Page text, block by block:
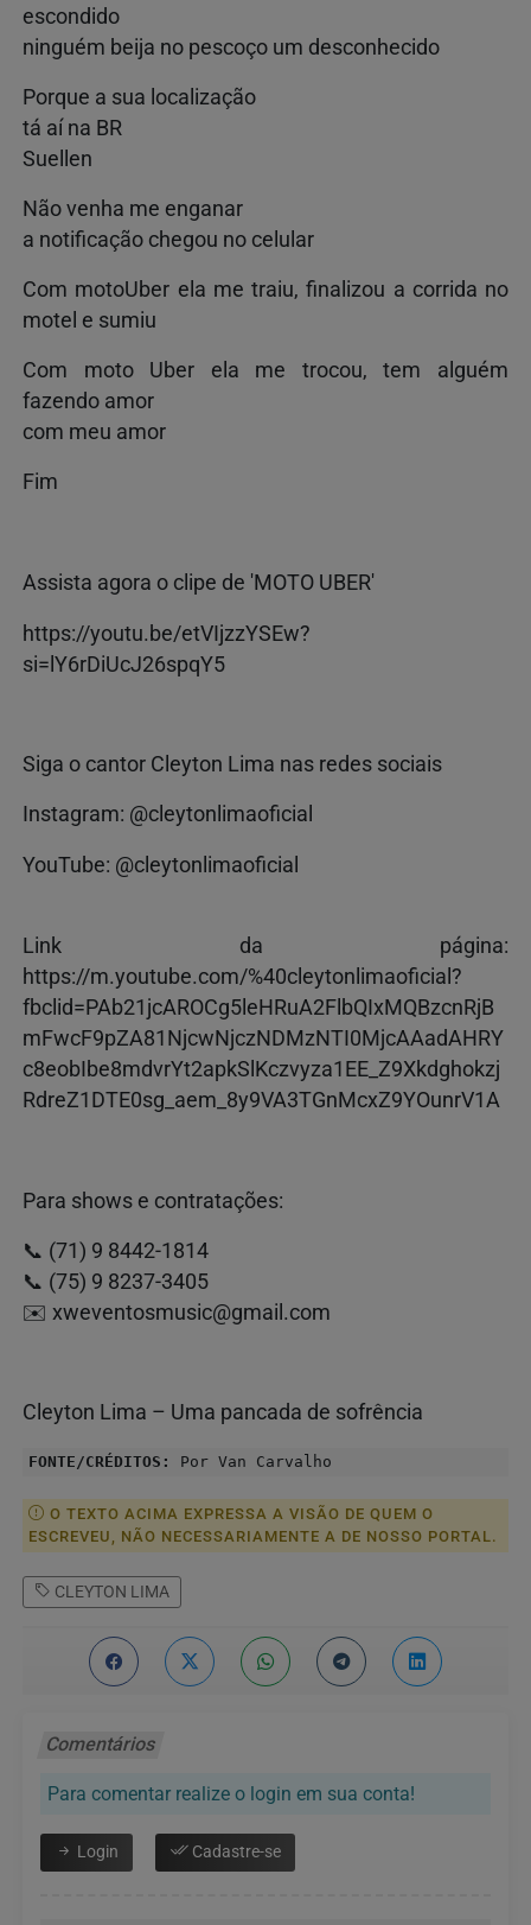
escondido
ninguém beija no pescoço um desconhecido
Porque a sua localização
tá aí na BR
Suellen
Não venha me enganar
a notificação chegou no celular
Com motoUber ela me traiu, finalizou a corrida no
motel e sumiu
Com moto Uber ela me trocou, tem alguém
fazendo amor
com meu amor
Fim
Assista agora o clipe de 'MOTO UBER'
https://youtu.be/etVIjzzYSEw?
si=lY6rDiUcJ26spqY5
Siga o cantor Cleyton Lima nas redes sociais
Instagram: @cleytonlimaoficial
YouTube: @cleytonlimaoficial
Link da página:
https://m.youtube.com/%40cleytonlimaoficial?
fbclid=PAb21jcAROCg5leHRuA2FlbQIxMQBzcnRjB
mFwcF9pZA81NjcwNjczNDMzNTI0MjcAAadAHRY
c8eobIbe8mdvrYt2apkSlKczvyza1EE_Z9Xkdghokzj
RdreZ1DTE0sg_aem_8y9VA3TGnMcxZ9YOunrV1A
Para shows e contratações:
📞 (71) 9 8442-1814
📞 (75) 9 8237-3405
✉️ xweventosmusic@gmail.com
Cleyton Lima – Uma pancada de sofrência
FONTE/CRÉDITOS: Por Van Carvalho
O TEXTO ACIMA EXPRESSA A VISÃO DE QUEM O
ESCREVEU, NÃO NECESSARIAMENTE A DE NOSSO PORTAL.
CLEYTON LIMA
Comentários
Para comentar realize o login em sua conta!
Login Cadastre-se